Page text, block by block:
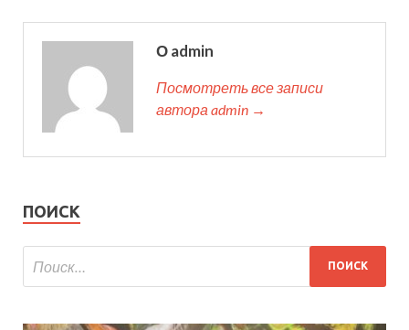
О admin
Посмотреть все записи
автора admin →
ПОИСК